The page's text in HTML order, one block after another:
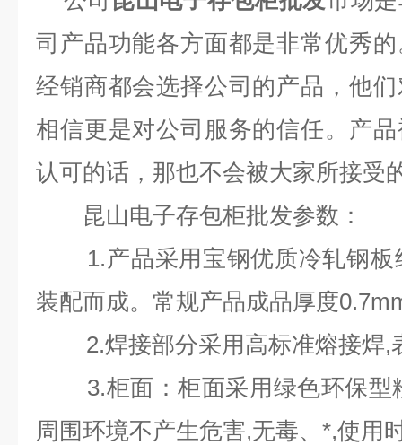
司产品功能各方面都是非常优秀
经销商都会选择公司的产品，他
相信更是对公司服务的信任。产
认可的话，那也不会被大家所接受
昆山电子存包柜批发参数：
1.产品采用宝钢优质冷轧钢板
装配而成。常规产品成品厚度
2.焊接部分采用高标准熔接焊,
3.柜面：柜面采用绿色环保型
周围环境不产生危害,无毒、*,使用